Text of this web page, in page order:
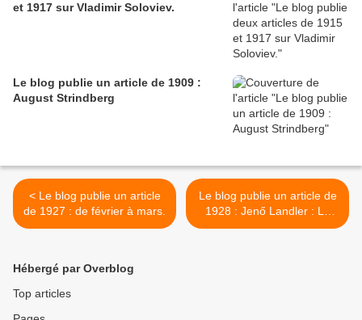
et 1917 sur Vladimir Soloviev.
Le blog publie un article de 1909 :
August Strindberg
< Le blog publie un article
de 1927 : de février à mars.
Le blog publie un article de
1928 : Jenő Landler : La
lutte avec la mort. >
Hébergé par Overblog
Top articles